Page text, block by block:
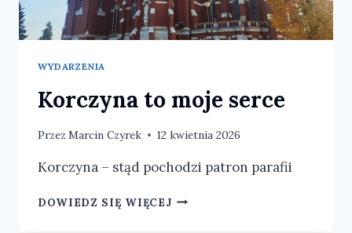
WYDARZENIA
Korczyna to moje serce
Przez Marcin Czyrek 12 kwietnia 2026
Korczyna – stąd pochodzi patron parafii
DOWIEDZ SIĘ WIĘCEJKORCZYNA